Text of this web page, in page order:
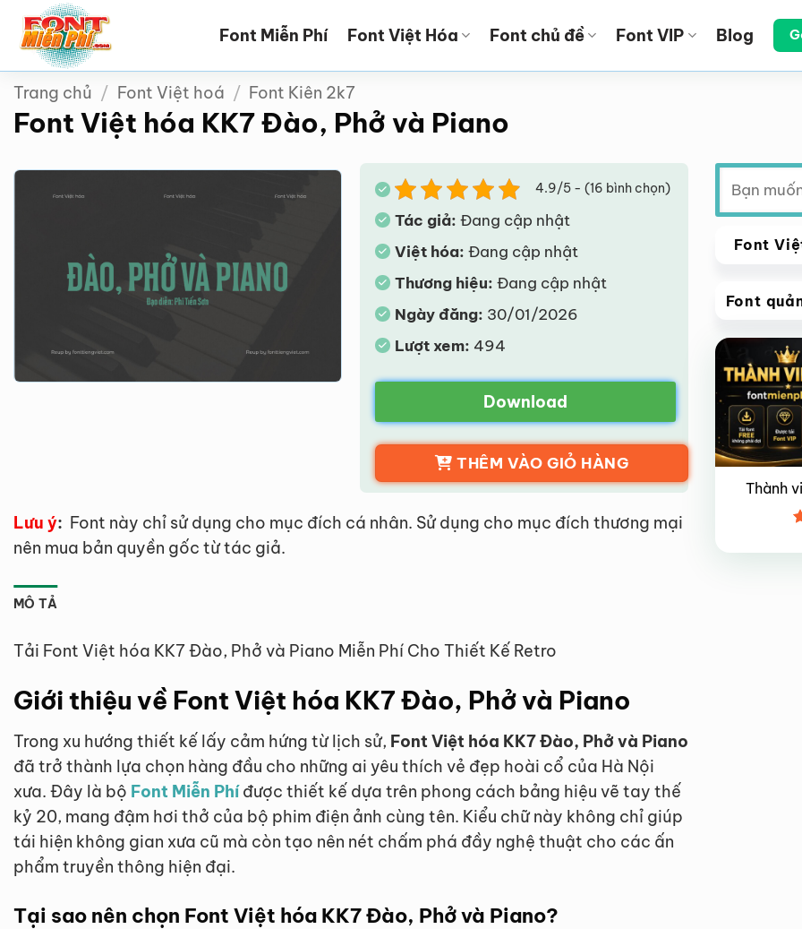
qua
dung
Font Miễn Phí Font Việt Hóa Font chủ đề Font VIP Blog
Trang chủ / Font Việt hoá / Font Kiên 2k7
Font Việt hóa KK7 Đào, Phở và Piano
4.9/5 - (16 bình chọn)
Tác giả: Đang cập nhật
Việt hóa: Đang cập nhật
Thương hiệu: Đang cập nhật
Ngày đăng: 30/01/2026
Lượt xem: 494
Download
THÊM VÀO GIỎ HÀNG
Lưu ý: Font này chỉ sử dụng cho mục đích cá nhân. Sử dụng cho mục đích thương mại
nên mua bản quyền gốc từ tác giả.
MÔ TẢ
Tải Font Việt hóa KK7 Đào, Phở và Piano Miễn Phí Cho Thiết Kế Retro
Giới thiệu về Font Việt hóa KK7 Đào, Phở và Piano
Trong xu hướng thiết kế lấy cảm hứng từ lịch sử, Font Việt hóa KK7 Đào, Phở và Piano
đã trở thành lựa chọn hàng đầu cho những ai yêu thích vẻ đẹp hoài cổ của Hà Nội
xưa. Đây là bộ Font Miễn Phíđược thiết kế dựa trên phong cách bảng hiệu vẽ tay thế
kỷ 20, mang đậm hơi thở của bộ phim điện ảnh cùng tên. Kiểu chữ này không chỉ giúp
tái hiện không gian xưa cũ mà còn tạo nên nét chấm phá đầy nghệ thuật cho các ấn
phẩm truyền thông hiện đại.
Tại sao nên chọn Font Việt hóa KK7 Đào, Phở và Piano?
Tìm
kiếm:
Font
Font
Giảm giá!
Thành